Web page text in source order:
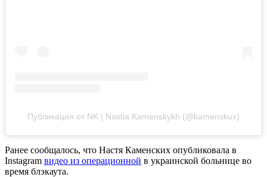
Публикация от NK | Nastia Kamenskykh (@kamenskux)
Ранее сообщалось, что Настя Каменских опубликовала в
Instagram видео из операционной в украинской больнице во
время блэкаута.